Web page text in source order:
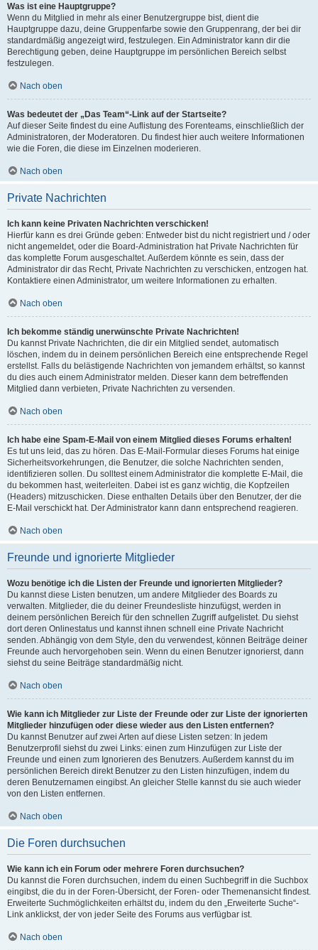
Was ist eine Hauptgruppe?
Wenn du Mitglied in mehr als einer Benutzergruppe bist, dient die
Hauptgruppe dazu, deine Gruppenfarbe sowie den Gruppenrang, der bei dir
standardmäßig angezeigt wird, festzulegen. Ein Administrator kann dir die
Berechtigung geben, deine Hauptgruppe im persönlichen Bereich selbst
festzulegen.
Nach oben
Was bedeutet der „Das Team“-Link auf der Startseite?
Auf dieser Seite findest du eine Auflistung des Forenteams, einschließlich der
Administratoren, der Moderatoren. Du findest hier auch weitere Informationen
wie die Foren, die diese im Einzelnen moderieren.
Nach oben
Private Nachrichten
Ich kann keine Privaten Nachrichten verschicken!
Hierfür kann es drei Gründe geben: Entweder bist du nicht registriert und / oder
nicht angemeldet, oder die Board-Administration hat Private Nachrichten für
das komplette Forum ausgeschaltet. Außerdem könnte es sein, dass der
Administrator dir das Recht, Private Nachrichten zu verschicken, entzogen hat.
Kontaktiere einen Administrator, um weitere Informationen zu erhalten.
Nach oben
Ich bekomme ständig unerwünschte Private Nachrichten!
Du kannst Private Nachrichten, die dir ein Mitglied sendet, automatisch
löschen, indem du in deinem persönlichen Bereich eine entsprechende Regel
erstellst. Falls du belästigende Nachrichten von jemandem erhältst, so kannst
du dies auch einem Administrator melden. Dieser kann dem betreffenden
Mitglied dann verbieten, Private Nachrichten zu versenden.
Nach oben
Ich habe eine Spam-E-Mail von einem Mitglied dieses Forums erhalten!
Es tut uns leid, das zu hören. Das E-Mail-Formular dieses Forums hat einige
Sicherheitsvorkehrungen, die Benutzer, die solche Nachrichten senden,
identifizieren sollen. Du solltest einem Administrator die komplette E-Mail, die
du bekommen hast, weiterleiten. Dabei ist es ganz wichtig, die Kopfzeilen
(Headers) mitzuschicken. Diese enthalten Details über den Benutzer, der die
E-Mail verschickt hat. Der Administrator kann dann entsprechend reagieren.
Nach oben
Freunde und ignorierte Mitglieder
Wozu benötige ich die Listen der Freunde und ignorierten Mitglieder?
Du kannst diese Listen benutzen, um andere Mitglieder des Boards zu
verwalten. Mitglieder, die du deiner Freundesliste hinzufügst, werden in
deinem persönlichen Bereich für den schnellen Zugriff aufgelistet. Du siehst
dort deren Onlinestatus und kannst ihnen schnell eine Private Nachricht
senden. Abhängig von dem Style, den du verwendest, können Beiträge deiner
Freunde auch hervorgehoben sein. Wenn du einen Benutzer ignorierst, dann
siehst du seine Beiträge standardmäßig nicht.
Nach oben
Wie kann ich Mitglieder zur Liste der Freunde oder zur Liste der ignorierten
Mitglieder hinzufügen oder diese wieder aus den Listen entfernen?
Du kannst Benutzer auf zwei Arten auf diese Listen setzen: In jedem
Benutzerprofil siehst du zwei Links: einen zum Hinzufügen zur Liste der
Freunde und einen zum Ignorieren des Benutzers. Außerdem kannst du im
persönlichen Bereich direkt Benutzer zu den Listen hinzufügen, indem du
deren Benutzernamen eingibst. An gleicher Stelle kannst du sie auch wieder
von den Listen entfernen.
Nach oben
Die Foren durchsuchen
Wie kann ich ein Forum oder mehrere Foren durchsuchen?
Du kannst die Foren durchsuchen, indem du einen Suchbegriff in die Suchbox
eingibst, die du in der Foren-Übersicht, der Foren- oder Themenansicht findest.
Erweiterte Suchmöglichkeiten erhältst du, indem du den „Erweiterte Suche“-
Link anklickst, der von jeder Seite des Forums aus verfügbar ist.
Nach oben